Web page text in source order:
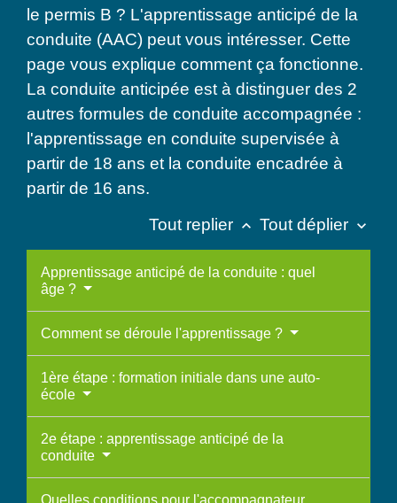
le permis B ? L'apprentissage anticipé de la
conduite (AAC) peut vous intéresser. Cette
page vous explique comment ça fonctionne.
La conduite anticipée est à distinguer des 2
autres formules de conduite accompagnée :
l'apprentissage en conduite supervisée à
partir de 18 ans et la conduite encadrée à
partir de 16 ans.
Tout replier keyboard_arrow_up Tout déplier keyboard_arrow_down
Apprentissage anticipé de la conduite : quel
âge ?
Comment se déroule l'apprentissage ?
1ère étape : formation initiale dans une auto-
école
2e étape : apprentissage anticipé de la
conduite
Quelles conditions pour l'accompagnateur